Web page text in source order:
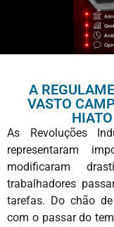
A
VASTO
As Revoluções
representaram
modificaram
trabalhadores
tarefas. Do chão
com o passar do